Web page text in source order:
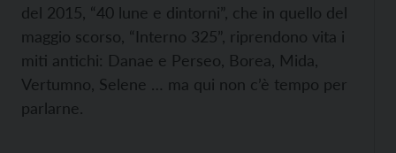
del 2015, “40 lune e dintorni”, che in quello del
maggio scorso, “Interno 325”, riprendono vita i
miti antichi: Danae e Perseo, Borea, Mida,
Vertumno, Selene … ma qui non c’è tempo per
parlarne.